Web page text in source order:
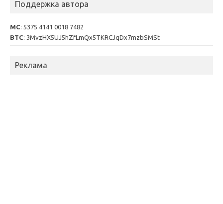
Поддержка автора
MC: 5375 4141 0018 7482
BTC: 3MvzHX5UJ5hZfLmQx5TKRCJqDx7mzbSMSt
Реклама